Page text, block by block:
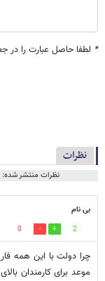
* لطفا حاصل عبارت را در
نظرات
نظرات منتشر شده: 6
بی نام
2
0
چرا دولت با این همه